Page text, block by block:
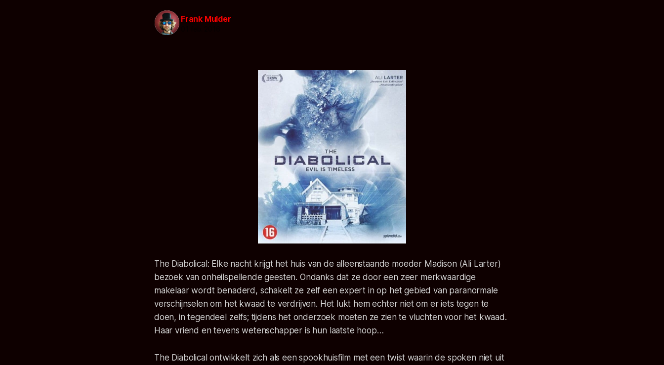
Frank Mulder
The Diabolical: Elke nacht krijgt het huis van de alleenstaande moeder Madison (Ali Larter)
bezoek van onheilspellende geesten. Ondanks dat ze door een zeer merkwaardige
makelaar wordt benaderd, schakelt ze zelf een expert in op het gebied van paranormale
verschijnselen om het kwaad te verdrijven. Het lukt hem echter niet om er iets tegen te
doen, in tegendeel zelfs; tijdens het onderzoek moeten ze zien te vluchten voor het kwaad.
Haar vriend en tevens wetenschapper is hun laatste hoop…
The Diabolical ontwikkelt zich als een spookhuisfilm met een twist waarin de spoken niet uit